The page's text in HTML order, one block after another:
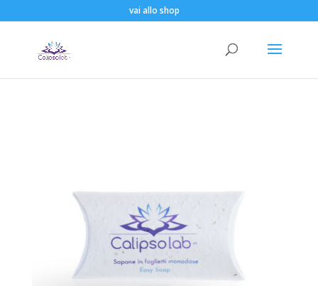
vai allo shop